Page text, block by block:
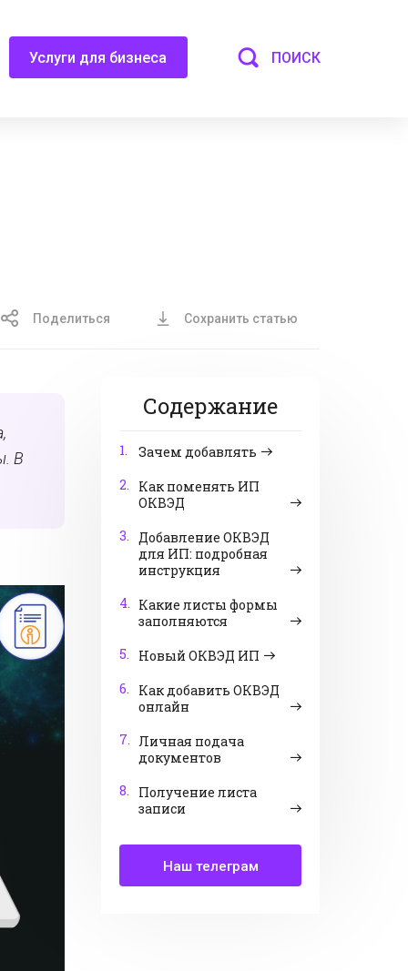
Услуги для бизнеса ПОИСК
Поделиться Сохранить статью
Содержание
1.
Зачем добавлять
2.
Как поменять ИП
ОКВЭД
3. Добавление ОКВЭД
для ИП: подробная
инструкция
4. Какие листы формы
заполняются
5.
Новый ОКВЭД ИП
6.
Как добавить ОКВЭД
онлайн
7. Личная подача
документов
8.
Получение листа
записи
Наш телеграм
В